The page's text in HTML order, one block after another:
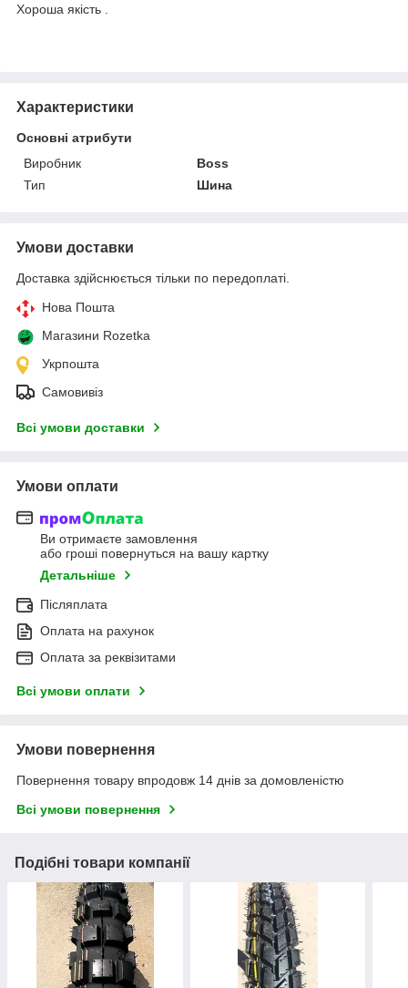
Хороша якість .
Характеристики
Основні атрибути
Виробник
Boss
Тип
Шина
Умови доставки
Доставка здійснюється тільки по передоплаті.
Нова Пошта
Магазини Rozetka
Укрпошта
Самовивіз
Всі умови доставки
Умови оплати
Ви отримаєте замовлення
або гроші повернуться на вашу картку
Детальніше
Післяплата
Оплата на рахунок
Оплата за реквізитами
Всі умови оплати
Умови повернення
Повернення товару впродовж 14 днів за домовленістю
Всі умови повернення
Подібні товари компанії